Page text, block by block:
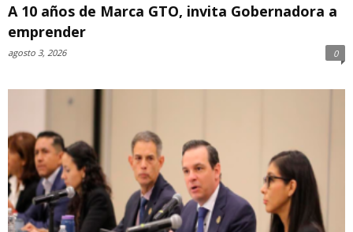
A 10 años de Marca GTO, invita Gobernadora a
emprender
agosto 3, 2026 0